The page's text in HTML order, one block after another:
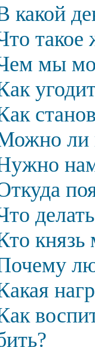
какой
такое
мы
ли
князь